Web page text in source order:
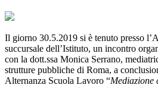
Il giorno 30.5.2019 si è tenuto presso
succursale dell’Istituto, un incontro
con la dott.ssa Monica Serrano,
strutture pubbliche di Roma, a
Alternanza Scuola Lavoro “Mediazione